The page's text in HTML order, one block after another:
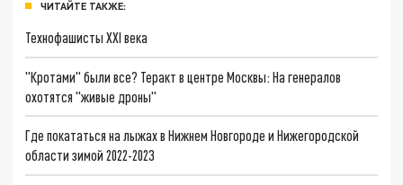
ЧИТАЙТЕ ТАКЖЕ:
Технофашисты XXI века
"Кротами" были все? Теракт в центре Москвы: На генералов
охотятся "живые дроны"
Где покататься на лыжах в Нижнем Новгороде и Нижегородской
области зимой 2022-2023